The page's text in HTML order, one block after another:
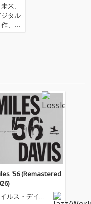
来、
タル
、こ
める
ター
'56 (Remastered
ルス・デイヴ